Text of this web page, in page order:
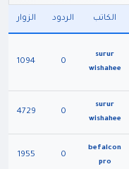
الكاتب الردود الزوار
surur
wishahee
0
1094
surur
wishahee
0
4729
befalcon
pro
0
1955